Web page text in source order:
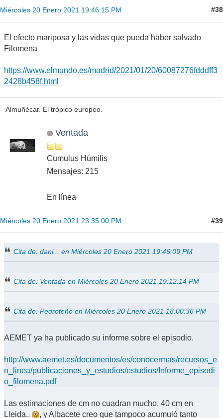
Miércoles 20 Enero 2021 19:46:15 PM #38
El efecto mariposa y las vidas que pueda haber salvado
Filomena
https://www.elmundo.es/madrid/2021/01/20/60087276fdddff3
2428b458f.html
Almuñécar. El trópico europeo.
Ventada
Cumulus Húmilis
Mensajes: 215
En línea
Miércoles 20 Enero 2021 23:35:00 PM #39
Cita de: dani... en Miércoles 20 Enero 2021 19:46:09 PM
Cita de: Ventada en Miércoles 20 Enero 2021 19:12:14 PM
Cita de: Pedroteño en Miércoles 20 Enero 2021 18:00:36 PM
AEMET ya ha publicado su informe sobre el episodio.
http://www.aemet.es/documentos/es/conocermas/recursos_e
n_linea/publicaciones_y_estudios/estudios/Informe_episodi
o_filomena.pdf
Las estimaciones de cm no cuadran mucho. 40 cm en
Lleida..
, y Albacete creo que tampoco acumuló tanto